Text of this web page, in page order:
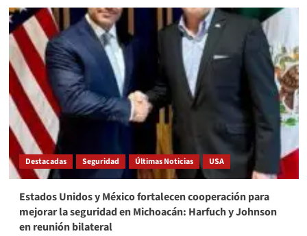
Destacadas Seguridad Últimas Noticias USA
Estados Unidos y México fortalecen cooperación para
mejorar la seguridad en Michoacán: Harfuch y Johnson
en reunión bilateral